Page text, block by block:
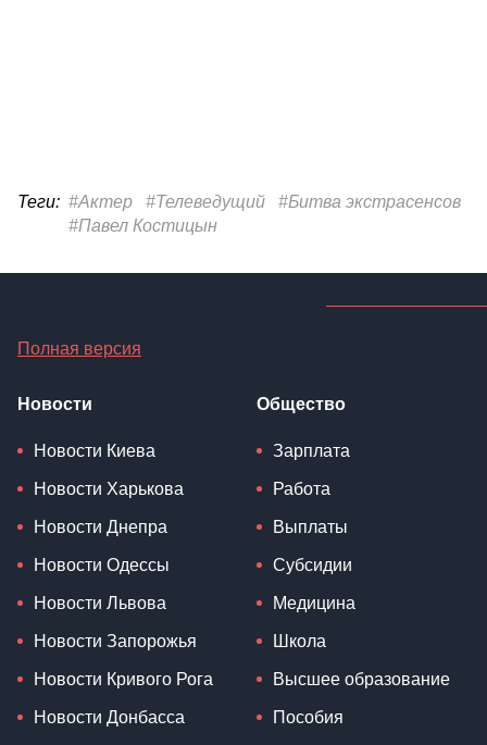
Теги: #Актер #Телеведущий
#Битва экстрасенсов
#Павел Костицын
Полная версия
Новости
Новости Киева
Новости Харькова
Новости Днепра
Новости Одессы
Новости Львова
Новости Запорожья
Новости Кривого Рога
Новости Донбасса
Общество
Зарплата
Работа
Выплаты
Субсидии
Медицина
Школа
Высшее образование
Пособия